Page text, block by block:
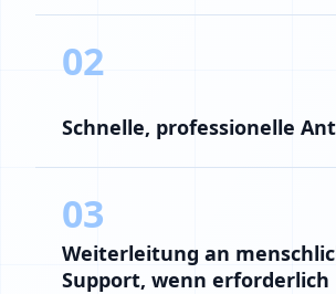
02
Schnelle, professionelle
03
Weiterleitung an
Support, wenn erforderlich